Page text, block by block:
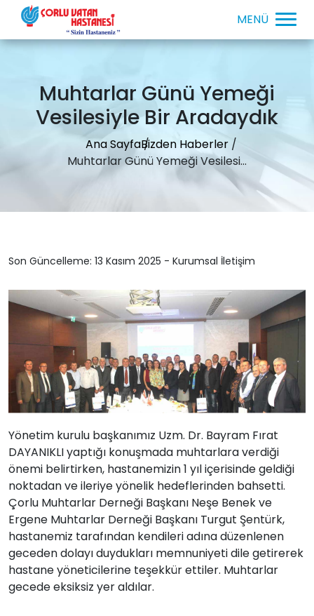
Muhtarlar Günü Yemeği
Vesilesiyle Bir Aradaydık
Ana SayfaBizden Haberler
Muhtarlar Günü Yemeği Vesilesi...
Son Güncelleme: 13 Kasım 2025 - Kurumsal İletişim
Yönetim kurulu başkanımız Uzm. Dr. Bayram Fırat
DAYANIKLI yaptığı konuşmada muhtarlara verdiği
önemi belirtirken, hastanemizin 1 yıl içerisinde geldiği
noktadan ve ileriye yönelik hedeflerinden bahsetti.
Çorlu Muhtarlar Derneği Başkanı Neşe Benek ve
Ergene Muhtarlar Derneği Başkanı Turgut Şentürk,
hastanemiz tarafından kendileri adına düzenlenen
geceden dolayı duydukları memnuniyeti dile getirerek
hastane yöneticilerine teşekkür ettiler. Muhtarlar
gecede eksiksiz yer aldılar.